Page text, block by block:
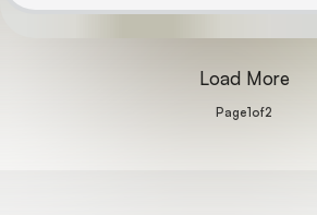
Page1of2
Load More